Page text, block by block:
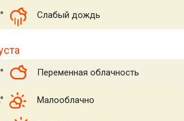
Слабый дождь
Переменная облачность
Малооблачно